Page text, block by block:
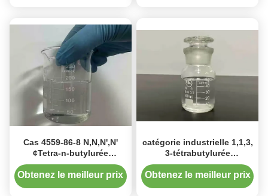
Cas 4559-86-8 N,N,N',N'
¢Tetra-n-butylurée
Tétrabutylurée pour la
production de peroxyde
Obtenez le meilleur prix
catégorie industrielle 1,1,3,
3-tétrabutylurée
Tétrabutylurée Liquide
transparent avec numéro
Obtenez le meilleur prix